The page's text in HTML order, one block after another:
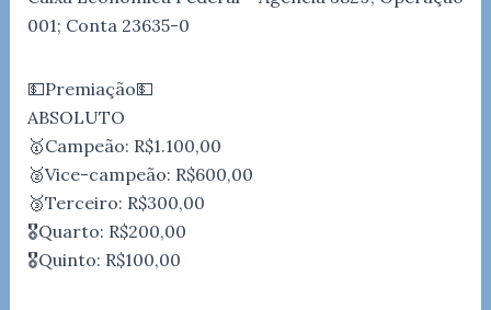
001; Conta 23635-0
💵Premiação💵
ABSOLUTO
🥇Campeão: R$1.100,00
🥈Vice-campeão: R$600,00
🥉Terceiro: R$300,00
🎖️Quarto: R$200,00
🎖️Quinto: R$100,00